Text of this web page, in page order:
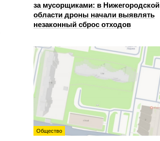
за мусорщиками: в Нижегородской
области дроны начали выявлять
незаконный сброс отходов
Общество